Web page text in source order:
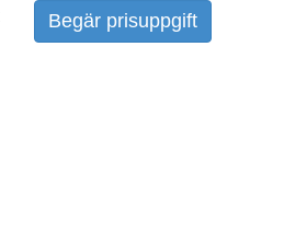
Begär prisuppgift